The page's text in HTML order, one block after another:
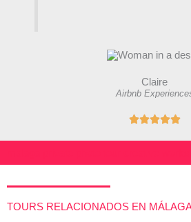
Claire
Airbnb
V
o
d
TOURS RELACIONADOS EN